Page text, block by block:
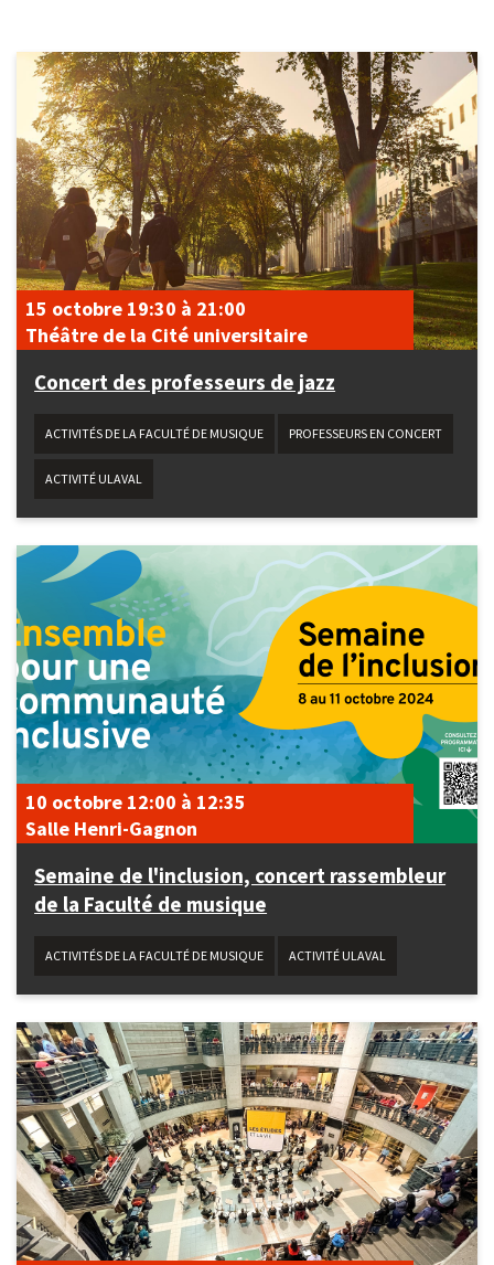
Concert des professeurs de jazz
15 octobre 19:30 à 21:00
Théâtre de la Cité universitaire
ACTIVITÉS DE LA FACULTÉ DE MUSIQUE PROFESSEURS EN CONCERT
ACTIVITÉ ULAVAL
Semaine de l'inclusion, concert rassembleur
de la Faculté de musique
10 octobre 12:00 à 12:35
Salle Henri-Gagnon
ACTIVITÉS DE LA FACULTÉ DE MUSIQUE ACTIVITÉ ULAVAL